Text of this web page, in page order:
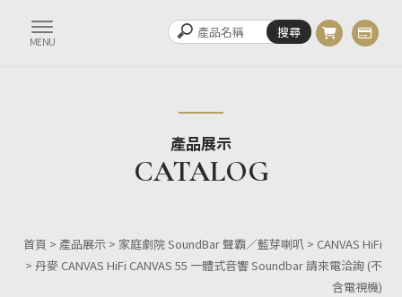
產品展示
首頁 > 產品展示> 家庭劇院 SoundBar 聲霸／藍芽喇叭 > CANVAS HiFi
> 丹麥 CANVAS HiFi CANVAS 55 一體式音響 Soundbar 請來電洽詢 (不
含電視機)